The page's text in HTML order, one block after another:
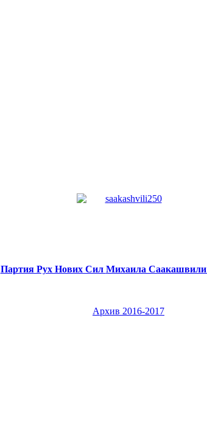
Партия Рух Нових Сил Михаила Саакашвили
Архив 2016-2017